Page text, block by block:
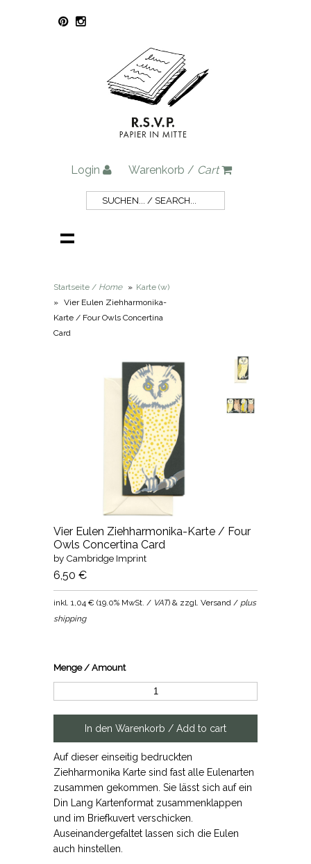
Login Warenkorb / Cart
Startseite / Home » Karte (w)
» Vier Eulen Ziehharmonika-
Karte / Four Owls Concertina
Card
Vier Eulen Ziehharmonika-Karte / Four
Owls Concertina Card
by Cambridge Imprint
6,50 €
inkl.1,04 € (19.0% MwSt. / VAT) & zzgl. Versand / plus
shipping
Menge / Amount
Auf dieser einseitig bedruckten
Ziehharmonika Karte sind fast alle Eulenarten
zusammen gekommen. Sie lässt sich auf ein
Din Lang Kartenformat zusammenklappen
und im Briefkuvert verschicken.
Auseinandergefaltet lassen sich die Eulen
auch hinstellen.